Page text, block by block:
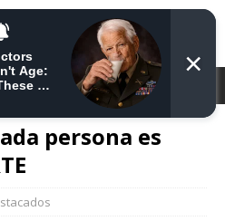
persona es